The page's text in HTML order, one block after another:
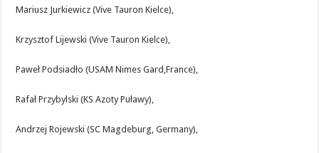
Mariusz Jurkiewicz (Vive Tauron Kielce),
Krzysztof Lijewski (Vive Tauron Kielce),
Paweł Podsiadło (USAM Nimes Gard,France),
Rafał Przybylski (KS Azoty Puławy),
Andrzej Rojewski (SC Magdeburg, Germany),